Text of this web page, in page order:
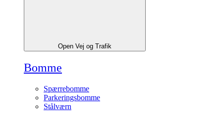
Open Vej og Trafik
Bomme
Spærrebomme
Parkeringsbomme
Stålværn